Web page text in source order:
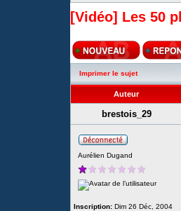
[Vidéo] Les 50
Imprimer le sujet
Auteur
brestois_29
Aurélien Dugand
Inscription: Dim 26 Déc, 2004